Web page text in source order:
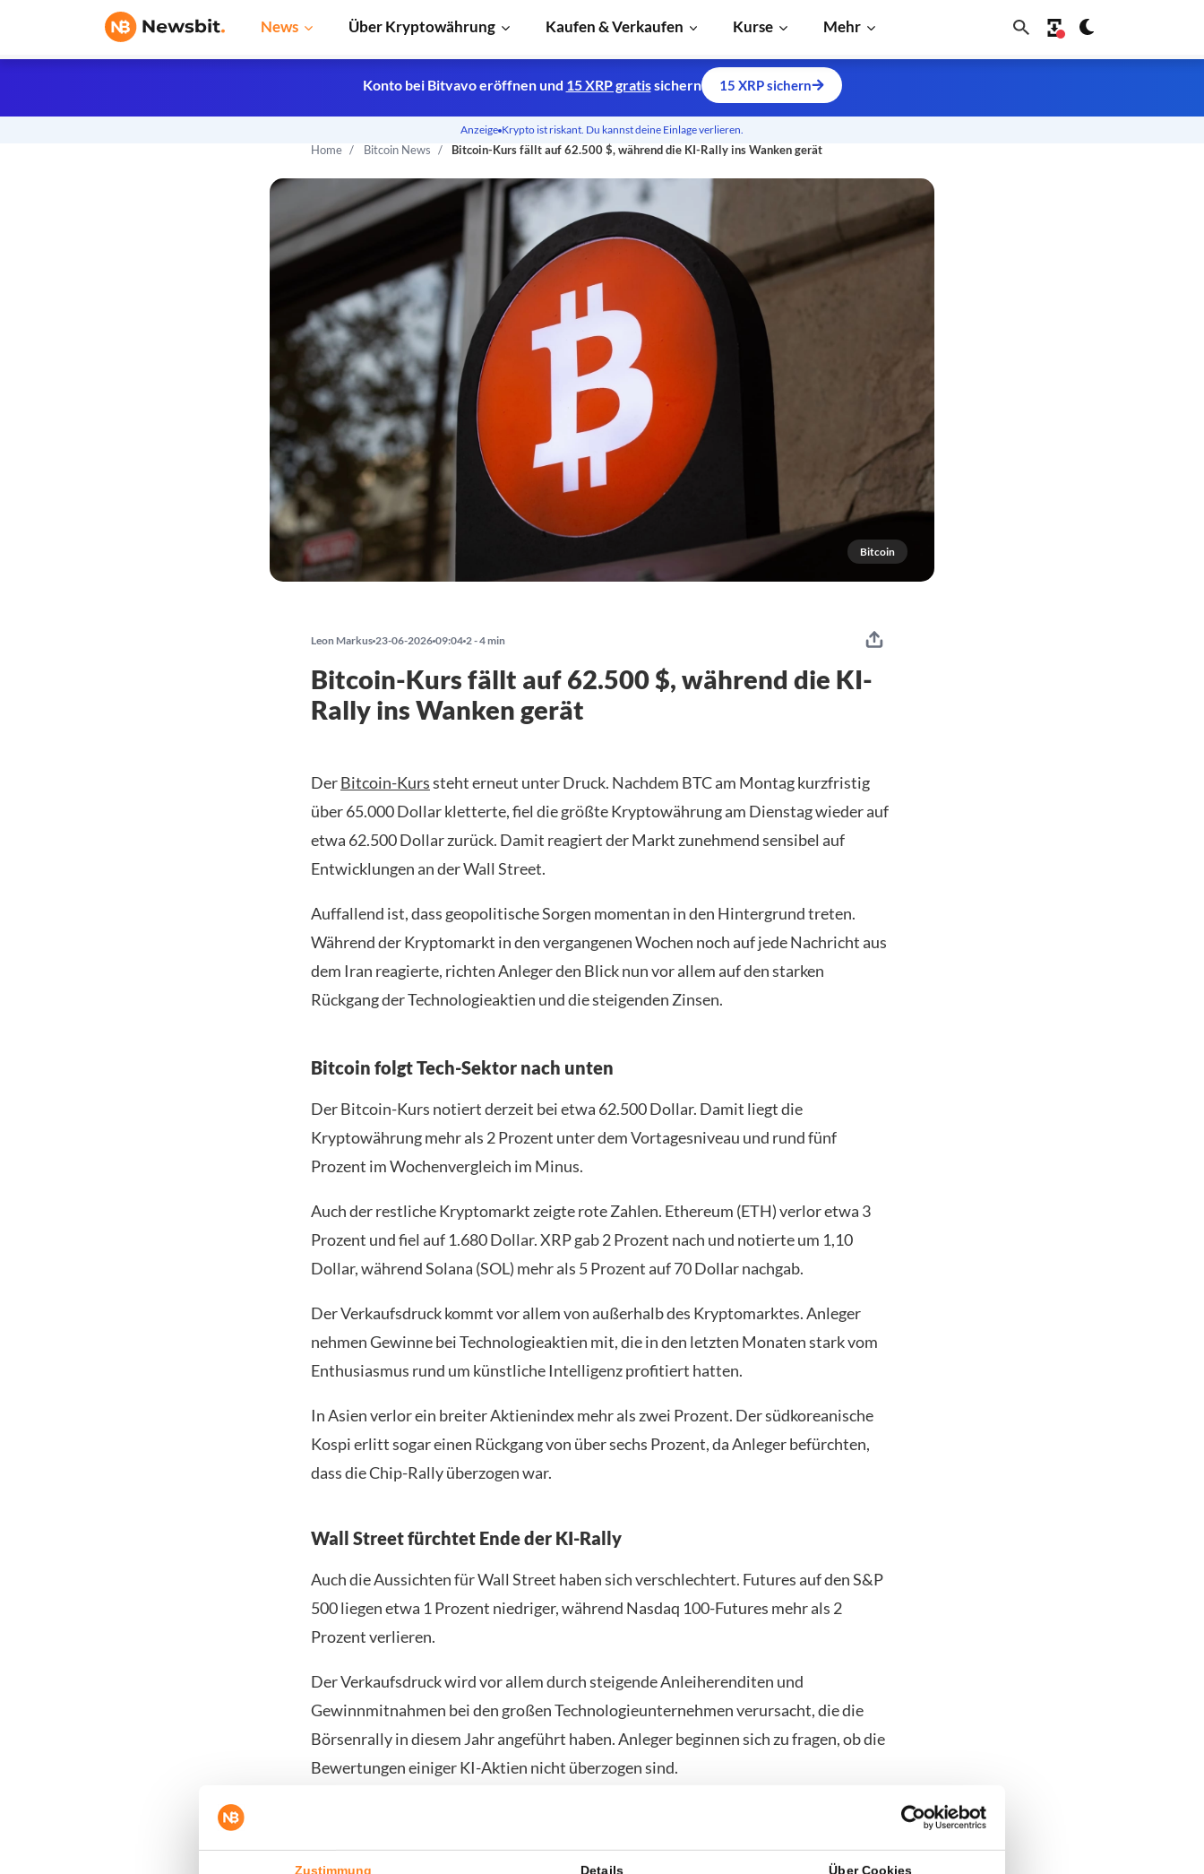
Zustimmung Details Über Cookies
News Über Kryptowährung Kaufen & Verkaufen Kurse Mehr
Home Bitcoin News Bitcoin-Kurs fällt auf 62.500 $, während die KI-Rally ins Wanken gerät
Bitcoin
Konto bei Bitvavo eröffnen und 15 XRP gratissichern 15 XRP sichern
Anzeige Krypto ist riskant. Du kannst deine Einlage verlieren.
Leon Markus 23-06-2026 09:04 2 - 4 min
Bitcoin-Kurs fällt auf 62.500 $, während die KI-
Rally ins Wanken gerät
DerBitcoin-Kurssteht erneut unter Druck. Nachdem BTC am Montag kurzfristig
über 65.000 Dollar kletterte, fiel die größte Kryptowährung am Dienstag wieder auf
etwa 62.500 Dollar zurück. Damit reagiert der Markt zunehmend sensibel auf
Entwicklungen an der Wall Street.
Auffallend ist, dass geopolitische Sorgen momentan in den Hintergrund treten.
Während der Kryptomarkt in den vergangenen Wochen noch auf jede Nachricht aus
dem Iran reagierte, richten Anleger den Blick nun vor allem auf den starken
Rückgang der Technologieaktien und die steigenden Zinsen.
Bitcoin folgt Tech-Sektor nach unten
Der Bitcoin-Kurs notiert derzeit bei etwa 62.500 Dollar. Damit liegt die
Kryptowährung mehr als 2 Prozent unter dem Vortagesniveau und rund fünf
Prozent im Wochenvergleich im Minus.
Auch der restliche Kryptomarkt zeigte rote Zahlen. Ethereum (ETH) verlor etwa 3
Prozent und fiel auf 1.680 Dollar. XRP gab 2 Prozent nach und notierte um 1,10
Dollar, während Solana (SOL) mehr als 5 Prozent auf 70 Dollar nachgab.
Der Verkaufsdruck kommt vor allem von außerhalb des Kryptomarktes. Anleger
nehmen Gewinne bei Technologieaktien mit, die in den letzten Monaten stark vom
Enthusiasmus rund um künstliche Intelligenz profitiert hatten.
In Asien verlor ein breiter Aktienindex mehr als zwei Prozent. Der südkoreanische
Kospi erlitt sogar einen Rückgang von über sechs Prozent, da Anleger befürchten,
dass die Chip-Rally überzogen war.
Wall Street fürchtet Ende der KI-Rally
Auch die Aussichten für Wall Street haben sich verschlechtert. Futures auf den S&P
500 liegen etwa 1 Prozent niedriger, während Nasdaq 100-Futures mehr als 2
Prozent verlieren.
Der Verkaufsdruck wird vor allem durch steigende Anleiherenditen und
Gewinnmitnahmen bei den großen Technologieunternehmen verursacht, die die
Börsenrally in diesem Jahr angeführt haben. Anleger beginnen sich zu fragen, ob die
Bewertungen einiger KI-Aktien nicht überzogen sind.
Rally nun erste Risse zeigt, verlieren auch risikoreiche Anlagen an Attraktivität.